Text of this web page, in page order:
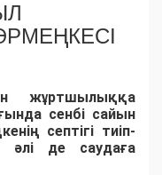
жұртшылыққа
сенбі сайын
септігі тиіп-
әлі де саудаға